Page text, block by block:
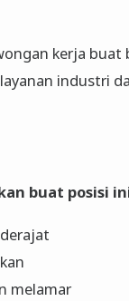
kerja buat
industri
buat posisi
melamar